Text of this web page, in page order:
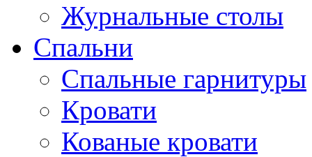
Журнальные столы
Спальни
Спальные гарнитуры
Кровати
Кованые кровати